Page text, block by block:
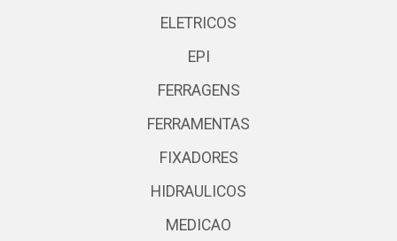
ELETRICOS
EPI
FERRAGENS
FERRAMENTAS
FIXADORES
HIDRAULICOS
MEDICAO